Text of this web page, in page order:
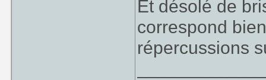
Et désolé de
correspond
répercussions